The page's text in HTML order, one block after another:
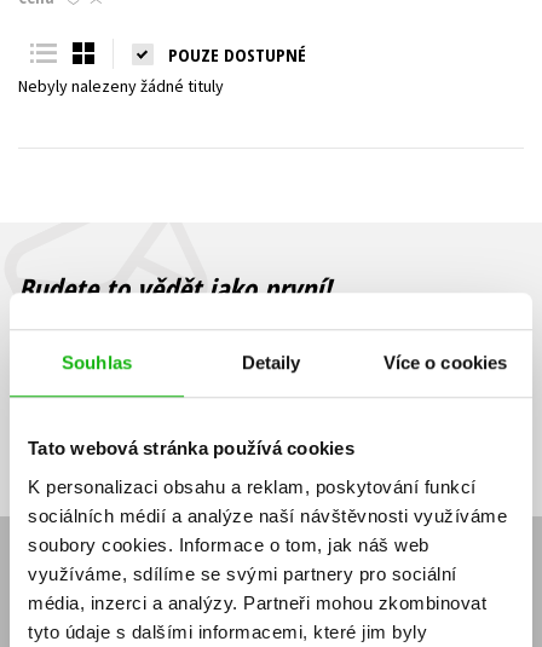
Souhlas Detaily Více o cookies
Tato webová stránka používá cookies
K personalizaci obsahu a reklam, poskytování funkcí
sociálních médií a analýze naší návštěvnosti využíváme
soubory cookies. Informace o tom, jak náš web
využíváme, sdílíme se svými partnery pro sociální
média, inzerci a analýzy. Partneři mohou zkombinovat
tyto údaje s dalšími informacemi, které jim byly
Young adult (SK)
Všechny tituly
POUZE DOSTUPNÉ
Nebyly nalezeny žádné tituly
Budete to vědět jako první!
Zajímá Vás, jaký knižní hit právě vychází, na jaké zboží je výhodná
sleva, jaká běží soutěž o ceny? Přihlášením k odběru našich e-
souhlasíte se zpracováním osobních údajů
mailová
adresa
mailová
adresa
Vaše e-mailová adresa Přihlásit se
E-SHOP
Aktuality
Naši autoři
Knižní novinky
Dárkové poukazy